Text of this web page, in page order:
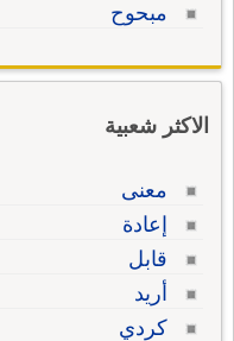
مبحوح
الاكثر شعبية
معنى
إعادة
قابل
أريد
كردي